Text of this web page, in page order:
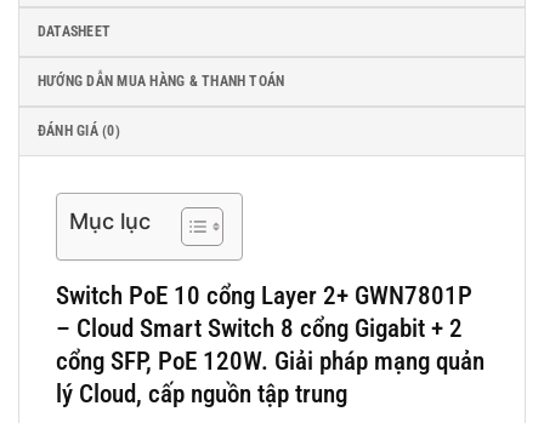
DATASHEET
HƯỚNG DẪN MUA HÀNG & THANH TOÁN
ĐÁNH GIÁ (0)
Mục lục
Switch PoE 10 cổng Layer 2+ GWN7801P
– Cloud Smart Switch 8 cổng Gigabit + 2
cổng SFP, PoE 120W. Giải pháp mạng quản
lý Cloud, cấp nguồn tập trung